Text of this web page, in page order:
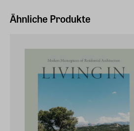
Ähnliche Produkte